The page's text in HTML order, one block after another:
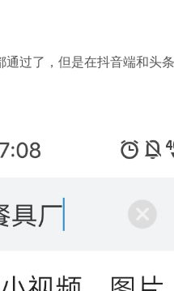
过了，但是在抖音端和头